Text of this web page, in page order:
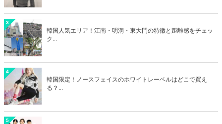
3
韓国人気エリア！江南・明洞・東大門の特徴と距離感をチェッ
ク...
4
韓国限定！ノースフェイスのホワイトレーベルはどこで買え
る？...
5